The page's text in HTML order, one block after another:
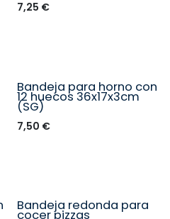
7,25 €
Bandeja para horno con
12 huecos 36x17x3cm
(SG)
7,50 €
Bandeja redonda para
cocer pizzas